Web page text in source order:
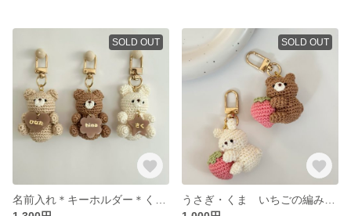
SOLD OUT SOLD OUT